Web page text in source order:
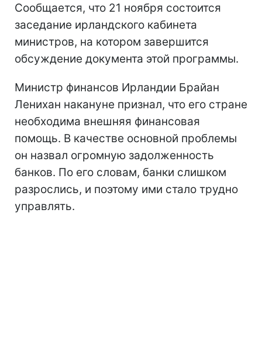
Сообщается, что 21 ноября состоится
заседание ирландского кабинета
министров, на котором завершится
обсуждение документа этой программы.
Министр финансов Ирландии Брайан
Ленихан накануне признал, что его стране
необходима внешняя финансовая
помощь. В качестве основной проблемы
он назвал огромную задолженность
банков. По его словам, банки слишком
разрослись, и поэтому ими стало трудно
управлять.